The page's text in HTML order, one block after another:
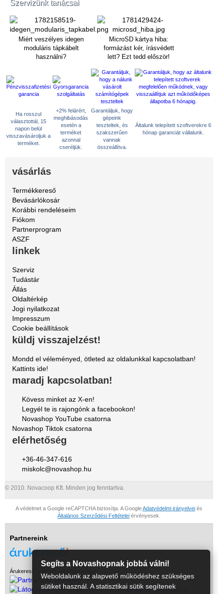
Szervizünk tanácsai
Miért veszélyes idegen
moduláris tápkábelt
használni?
MicroSD kártya hiba:
formázást kér, írásvédett
lett? Ezt tedd először!
Ha rosszul
választottál, 15
napon belül
visszavásároljuk a
terméket.
+2% felárért,
meghibásodás
esetén a
terméket
azonnal
cseréljük.
Garantáljuk, hogy
gépeink
teszteltek, és
szakszerűen
vannak
összeállítva.
Általunk telepített szoftverekre 6
hónap garanciát vállalunk.
vásárlás
Termékkereső
Bevásárlókosár
Korábbi rendeléseim
Fiókom
Partnerprogram
ASZF
linkek
Szerviz
Tudástár
Állás
Oldaltérkép
Jogi nyilatkozat
Impresszum
Cookie beállítások
küldj visszajelzést!
Mondd el véleményed, ötleted az oldalunkkal kapcsolatban!
Kattints ide!
maradj kapcsolatban!
Kövess minket az X-en!
Legyél te is rajongónk a facebookon!
Novashop YouTube csatorna
Novashop Tiktok csatorna
elérhetőség
+36-46-347-616
miskolc@novashop.hu
© 2010. Novacoop Kft. Minden jog fenntartva.
A védelmet a Google reCAPTCHA biztosítja. A GoogleAdatvédelmi irányelvei és
Általános Szerződési Feltételei érvényesek.
Partnereink
Árukereső, a hiteles vásárlási kalauz
Segíts a Novashopnak jobbá válni!
Weboldalunk az alapvető működéshez szükséges
sütiket használ. A statisztikai sütik segítenek